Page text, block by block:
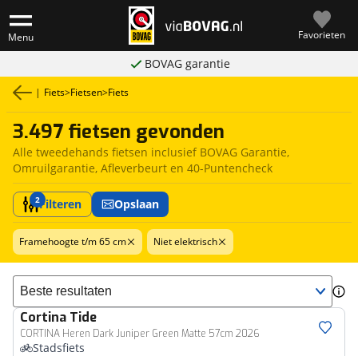
Menu Favorieten
BOVAG garantie
| Fiets>Fietsen>Fiets
3.497 fietsen gevonden
Alle tweedehands fietsen inclusief BOVAG Garantie,
Omruilgarantie, Afleverbeurt en 40-Puntencheck
2Filteren Opslaan
Framehoogte t/m 65 cm Niet elektrisch
Sorteer resultaten
Cortina Tide
CORTINA Heren Dark Juniper Green Matte 57cm 2026
Stadsfiets